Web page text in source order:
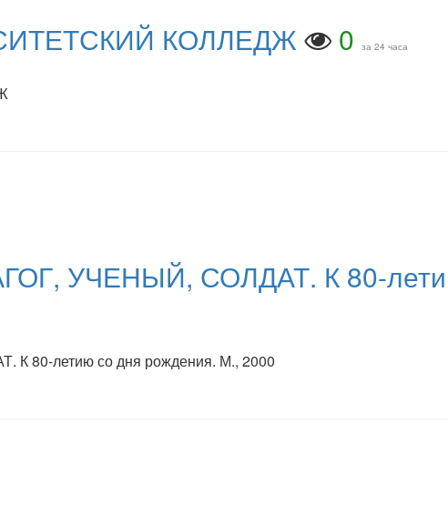
КОЛЛЕДЖ 0 за 24 часа
УЧЕНЫЙ, СОЛДАТ. К 80-
летию со дня рождения. М., 2000